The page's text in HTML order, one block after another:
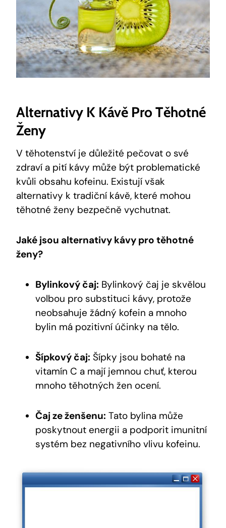
Alternativy K Kávě Pro Těhotné
Ženy
V těhotenství je důležité pečovat o své
zdraví a pití kávy může být problematické
kvůli obsahu kofeinu. Existují však
alternativy k tradiční kávě, které mohou
těhotné ženy bezpečně vychutnat.
Jaké jsou alternativy kávy pro těhotné
ženy?
Bylinkový čaj: Bylinkový čaj je skvělou
volbou pro substituci kávy, protože
neobsahuje žádný kofein a mnoho
bylin má pozitivní účinky na tělo.
Šípkový čaj: Šípky jsou bohaté na
vitamín C a mají jemnou chuť, kterou
mnoho těhotných žen ocení.
Čaj ze ženšenu: Tato bylina může
poskytnout energii a podporit imunitní
systém bez negativního vlivu kofeinu.